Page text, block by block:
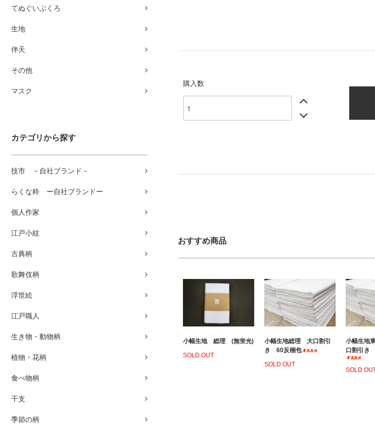
てぬぐいぶくろ
生地
伴天
その他
マスク
カテゴリから探す
技市 －自社ブランド－
らくな粋 ー自社ブランドー
個人作家
江戸小紋
古典柄
歌舞伎柄
浮世絵
江戸職人
生き物・動物柄
植物・花柄
食べ物柄
干支
季節の柄
購入数
おすすめ商品
小幅生地 総理 (無蛍光)
SOLD OUT
小幅生地総理 大口割引
き 60反梱包
SOLD OUT
小幅生地
口割引き
SOLD